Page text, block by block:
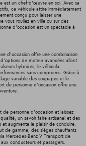
est un chef-d'œuvre en soi. Avec sa
ce véhicule attire immédiatement
conçu pour laisser une
vous rouliez en ville ou sur des
d'occasion est un spectacle à
d'occasion offre une combinaison
de moteur avancées allant
hybrides, le véhicula
sans compromis. Grâce à
variable des soupapes et le
de personne d'occasion offre une
de personne d'occasion et laissez-
un savoir-faire artisanal et des
et augmente le plaisir de conduire.
de gamme, des sièges chauffants
Mercedes-Benz V Transport de
conducteurs et passagers.